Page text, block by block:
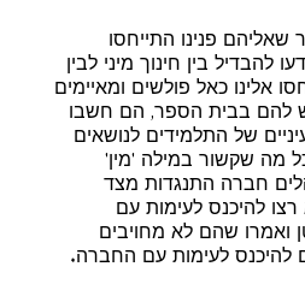
פנינו התייחסו
בין חינוך מיני לבין
אלינו כאל פולשים ומאיימים
להם בבית הספר, הם חשבו
של התלמידים לנושאים
מה שקשור במילה 'מין'
חברה התנגדות מצד
להיכנס לעימות עם
ואמרו שהם לא מחויבים
להיכנס לעימות עם החברה.